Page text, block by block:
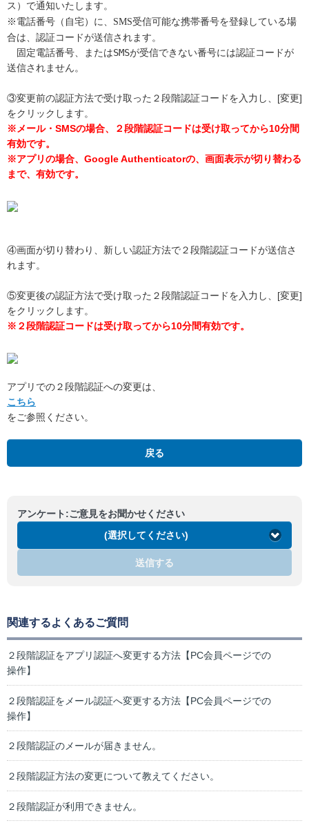
ス）で通知いたします。
※電話番号（自宅）に、 SMS受信可能な携帯番号を登録している場
合は、認証コードが送信されます。
固定電話番号、またはSMSが受信できない番号には認証コードが
③変更前の認証方法で受け取った２段階認証コードを入力し、[変更]
をクリックします。
※メール・SMSの場合、２段階認証コードは受け取ってから10分間
有効です。
※アプリの場合、Google Authenticatorの、画面表示が切り替わる
まで、有効です。
④画面が切り替わり、新しい認証方法で２段階認証コードが送信さ
れます。
⑤変更後の認証方法で受け取った２段階認証コードを入力し、[変更]
をクリックします。
※２段階認証コードは受け取ってから10分間有効です。
アプリでの２段階認証への変更は、
こちら
をご参照ください。
戻る
アンケート:ご意見をお聞かせください
(選択してください)
送信する
関連するよくあるご質問
２段階認証をアプリ認証へ変更する方法【PC会員ページでの
操作】
２段階認証をメール認証へ変更する方法【PC会員ページでの
操作】
２段階認証のメールが届きません。
２段階認証方法の変更について教えてください。
２段階認証が利用できません。